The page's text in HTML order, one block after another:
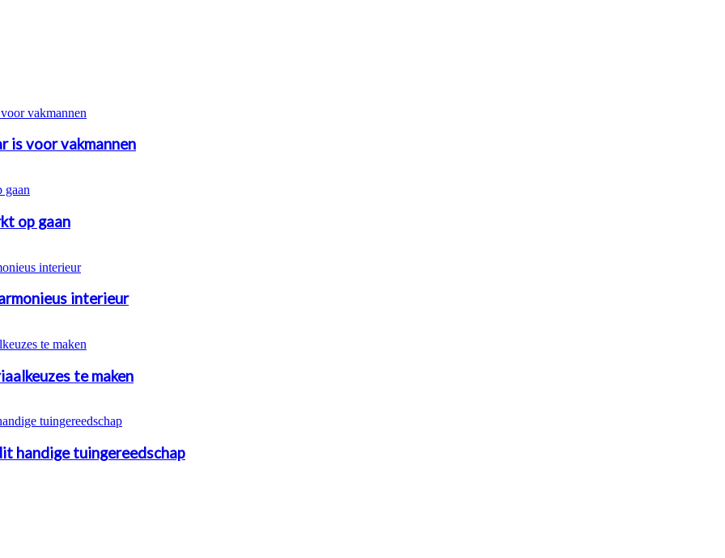
is voor vakmannen
op gaan
interieur
te maken
handige tuingereedschap